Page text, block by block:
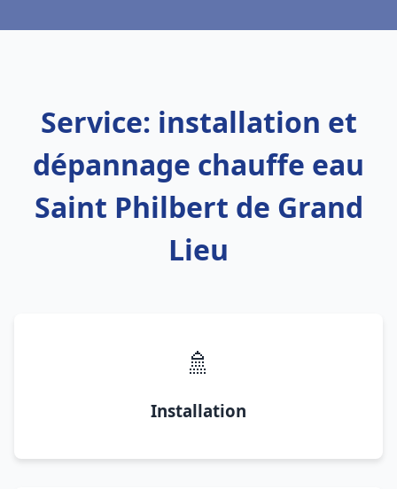
Service: installation et
dépannage chauffe eau
Saint Philbert de Grand
Lieu
🚿
Installation